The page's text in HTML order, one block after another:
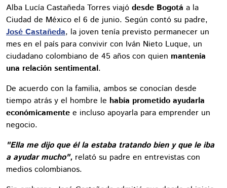
Alba Lucía Castañeda Torres viajó desde Bogotá a la
Ciudad de México el 6 de junio. Según contó su padre,
José Castañeda, la joven tenía previsto permanecer un
mes en el país para convivir con Iván Nieto Luque, un
ciudadano colombiano de 45 años con quien mantenía
una relación sentimental.
De acuerdo con la familia, ambos se conocían desde
tiempo atrás y el hombre le había prometido ayudarla
económicamente e incluso apoyarla para emprender un
negocio.
"Ella me dijo que él la estaba tratando bien y que le iba
a ayudar mucho", relató su padre en entrevistas con
medios colombianos.